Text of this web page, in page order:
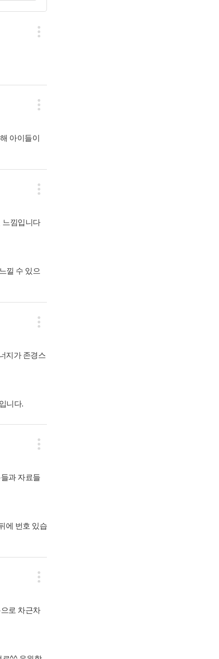
아이들이
느낌입니다
낄 수 있으
지가 존경스
니다.
과 자료들
에 번호 있습
로 차근차